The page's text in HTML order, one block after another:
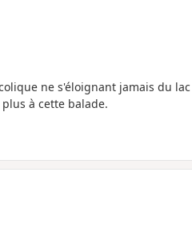
ne s'éloignant jamais du
à cette balade.